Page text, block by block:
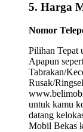
5. Harga
Nomor
Pilihan Tepat
Apapun
Tabrakan/
Rusak/
untuk kamu
datang
Mobil Bekas